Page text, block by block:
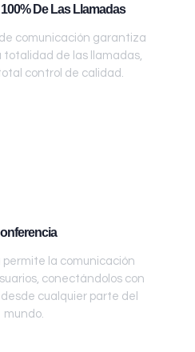
De Las Llamadas
comunicación garantiza
totalidad de las llamadas,
control de calidad.
permite la comunicación
conectándolos con
cualquier parte del
mundo.